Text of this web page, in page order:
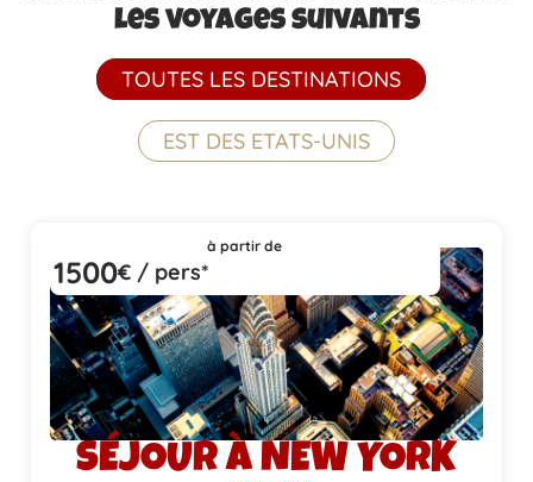
les voyages suivants
TOUTES LES DESTINATIONS
EST DES ETATS-UNIS
à partir de
1500€ / pers*
SÉJOUR À NEW YORK